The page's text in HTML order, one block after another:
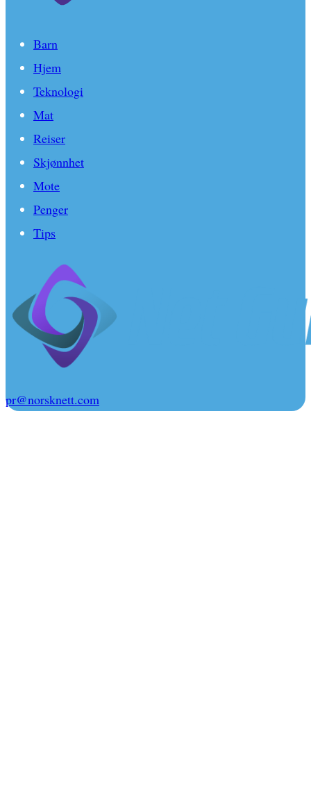
Barn
Hjem
Teknologi
Mat
Reiser
Skjønnhet
Mote
Penger
Tips
pr@norsknett.com